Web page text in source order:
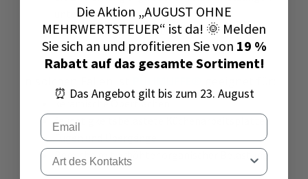
unterstützt
Naturstein, Feinsteinzeug oder
Verbundmaterialien nicht beschädigt
keramische Oberflächen
feuchtigkeitsbelastete Küchenarbeitsplatten
Fugen und Übergänge
Bereiche mit erhöhter organischer Belastung
Die Aktion „AUGUST OHNE
MEHRWERTSTEUER“ ist da! 🌞 Melden
Sie sich an und profitieren Sie von 19 %
Rabatt auf das gesamte Sortiment!
⏰ Das Angebot gilt bis zum 23. August
Email
Tipo di contatto